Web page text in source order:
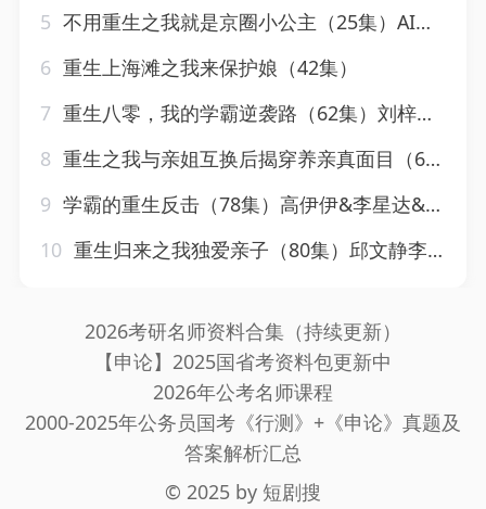
5 不用重生之我就是京圈小公主（25集）AI短剧
6 重生上海滩之我来保护娘（42集）
7 重生八零，我的学霸逆袭路（62集）刘梓晗&聂文华
8 重生之我与亲姐互换后揭穿养亲真面目（63集）左馨&林津伊
9 学霸的重生反击（78集）高伊伊&李星达&常舒畅
10 重生归来之我独爱亲子（80集）邱文静李昊成
2026考研名师资料合集（持续更新）
【申论】2025国省考资料包更新中
2026年公考名师课程
2000-2025年公务员国考《行测》+《申论》真题及
答案解析汇总
© 2025 by 短剧搜